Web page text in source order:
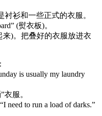
衬衫和一些正式的衣服。
(熨衣板)。
来)。把叠好的衣服放进衣
is usually my laundry
衣服。
need to run a load of darks.”